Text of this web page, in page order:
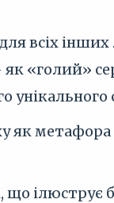
всіх
«голий»
як
ілюструє